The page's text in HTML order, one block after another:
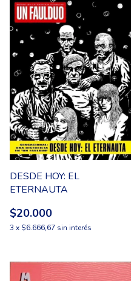
DESDE HOY: EL
ETERNAUTA
$20.000
3 x $6.666,67 sin interés